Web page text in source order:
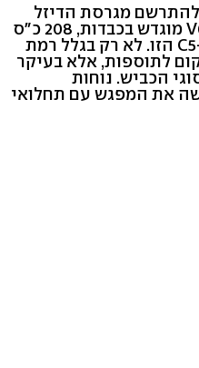
מגרסת הדיזל
הבכירה, עם מנוע 2.7 ליטר V6 מוגדש בכבדות, 208 כ"ס
ו-44 קג"מ. גרסה מצוינת, ה-C5 הזו. לא רק בגלל רמת
לתוספות, אלא בעיקר
הכביש. נוחות
את המפגש עם תחלואי